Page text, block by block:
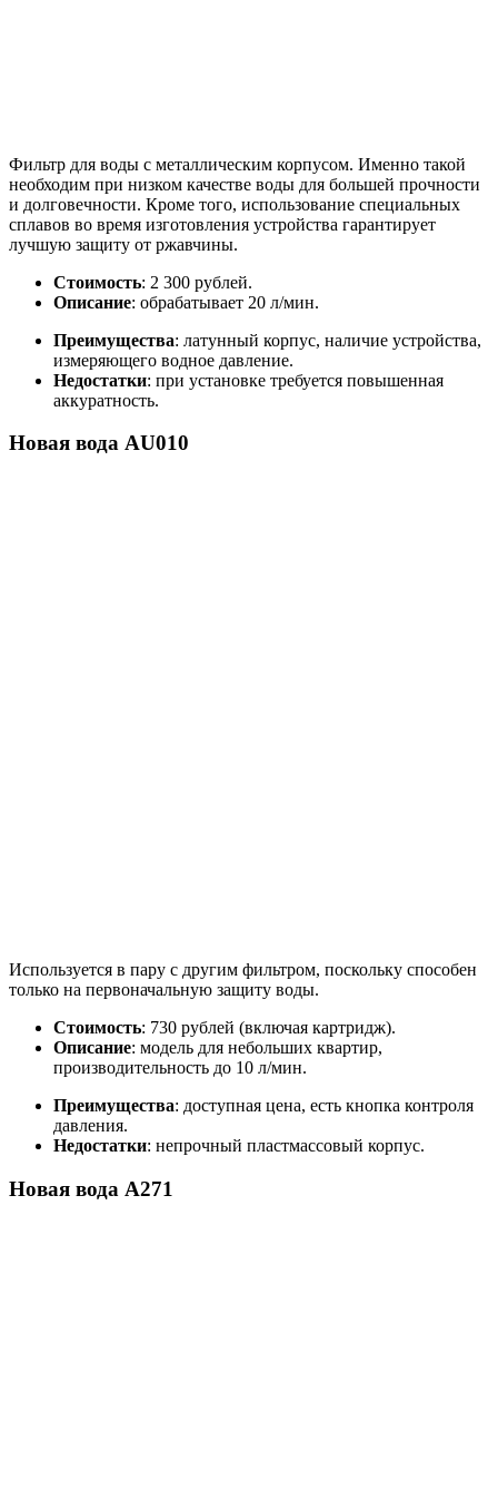
Фильтр для воды с металлическим корпусом. Именно такой
необходим при низком качестве воды для большей прочности
и долговечности. Кроме того, использование специальных
сплавов во время изготовления устройства гарантирует
лучшую защиту от ржавчины.
Стоимость: 2 300 рублей.
Описание: обрабатывает 20 л/мин.
Преимущества: латунный корпус, наличие устройства,
измеряющего водное давление.
Недостатки: при установке требуется повышенная
аккуратность.
Новая вода AU010
Используется в пару с другим фильтром, поскольку способен
только на первоначальную защиту воды.
Стоимость: 730 рублей (включая картридж).
Описание: модель для небольших квартир,
производительность до 10 л/мин.
Преимущества: доступная цена, есть кнопка контроля
давления.
Недостатки: непрочный пластмассовый корпус.
Новая вода А271